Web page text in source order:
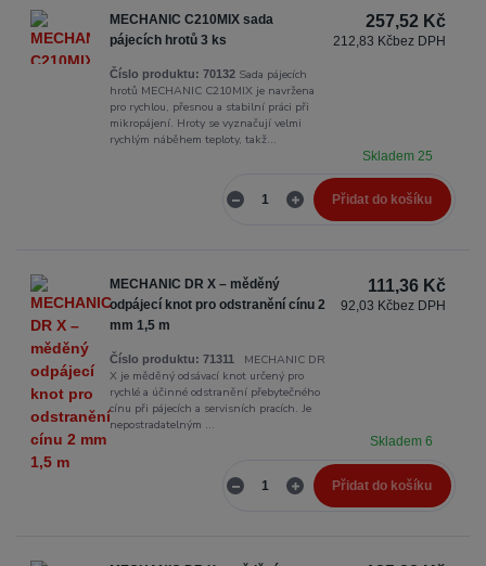
MECHANIC C210MIX sada
pájecích hrotů 3 ks
Číslo produktu: 70132Sada pájecích
hrotů MECHANIC C210MIX je navržena
pro rychlou, přesnou a stabilní práci při
mikropájení. Hroty se vyznačují velmi
rychlým náběhem teploty, takž...
257,52 Kč
212,83 Kčbez DPH
Skladem 25
Přidat do košíku
MECHANIC DR X – měděný
odpájecí knot pro odstranění cínu 2
mm 1,5 m
Číslo produktu: 71311MECHANIC DR
X je měděný odsávací knot určený pro
rychlé a účinné odstranění přebytečného
cínu při pájecích a servisních pracích. Je
nepostradatelným ...
111,36 Kč
92,03 Kčbez DPH
Skladem 6
Přidat do košíku